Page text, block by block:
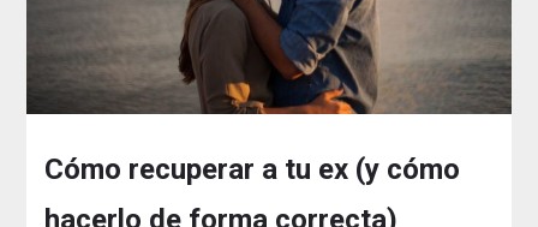
Cómo recuperar a tu ex (y cómo
hacerlo de forma correcta)